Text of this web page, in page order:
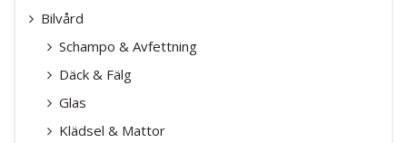
Bilvård
Schampo & Avfettning
Däck & Fälg
Glas
Klädsel & Mattor